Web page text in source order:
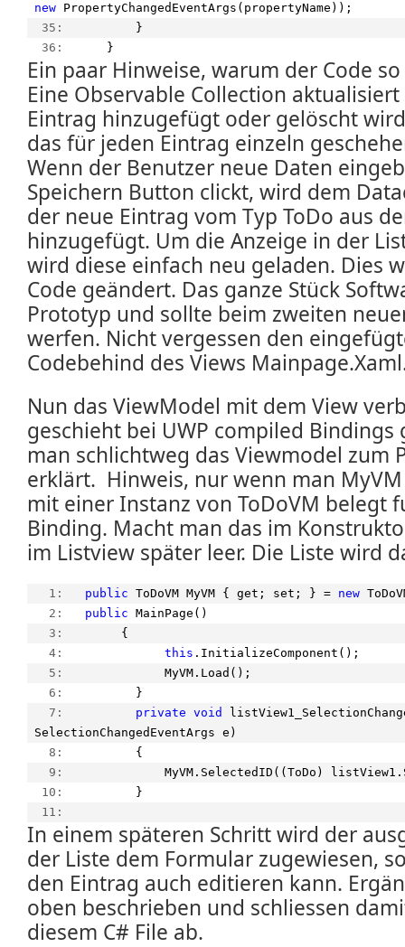
new PropertyChangedEventArgs(propertyName));
  35:
        }
  36:
    }
Ein paar Hinweise, warum der Code
Eine Observable Collection
Eintrag hinzugefügt oder gelöscht
das für jeden Eintrag einzeln
Wenn der Benutzer neue Daten
Speichern Button clickt, wird dem
der neue Eintrag vom Typ ToDo aus
hinzugefügt. Um die Anzeige in der
wird diese einfach neu geladen. Dies
Code geändert. Das ganze Stück
Prototyp und sollte beim zweiten
werfen. Nicht vergessen den
Codebehind des Views
Nun das ViewModel mit dem View
geschieht bei UWP compiled Bindings
man schlichtweg das Viewmodel zum
erklärt. Hinweis, nur wenn man
mit einer Instanz von ToDoVM belegt
Binding. Macht man das im
im Listview später leer. Die Liste wird
   1:
public ToDoVM MyVM { get; set; } = new
   2:
public MainPage()
   3:
      {
   4:
this .InitializeComponent();
   5:
            MyVM.Load();
   6:
        }
   7:
private void
SelectionChangedEventArgs e)
   8:
        {
   9:
MyVM.SelectedID((ToDo)
  10:
        }
  11:
In einem späteren Schritt wird der
der Liste dem Formular zugewiesen,
den Eintrag auch editieren kann.
oben beschrieben und schliessen
diesem C# File ab.